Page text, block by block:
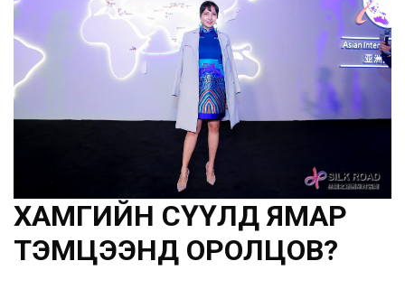
ХАМГИЙН СҮҮЛД ЯМАР
ТЭМЦЭЭНД ОРОЛЦОВ?